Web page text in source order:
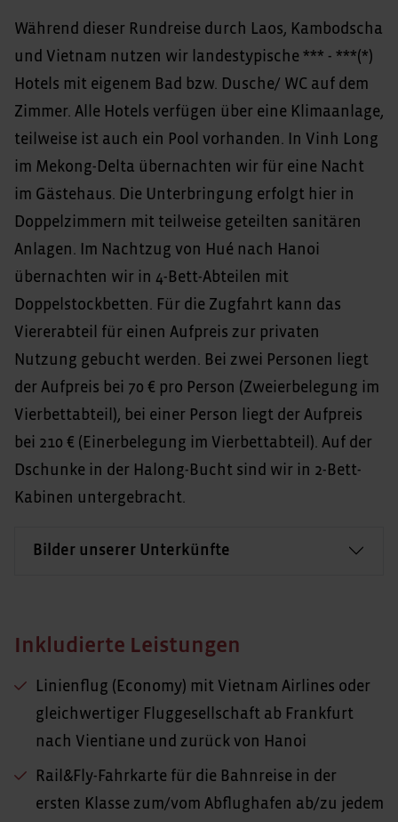
Während dieser Rundreise durch Laos, Kambodscha
und Vietnam nutzen wir landestypische *** - ***(*)
Hotels mit eigenem Bad bzw. Dusche/ WC auf dem
Zimmer. Alle Hotels verfügen über eine Klimaanlage,
teilweise ist auch ein Pool vorhanden. In Vinh Long
im Mekong-Delta übernachten wir für eine Nacht
im Gästehaus. Die Unterbringung erfolgt hier in
Doppelzimmern mit teilweise geteilten sanitären
Anlagen. Im Nachtzug von Hué nach Hanoi
übernachten wir in 4-Bett-Abteilen mit
Doppelstockbetten. Für die Zugfahrt kann das
Viererabteil für einen Aufpreis zur privaten
Nutzung gebucht werden. Bei zwei Personen liegt
der Aufpreis bei 70 € pro Person (Zweierbelegung im
Vierbettabteil), bei einer Person liegt der Aufpreis
bei 210 € (Einerbelegung im Vierbettabteil). Auf der
Dschunke in der Halong-Bucht sind wir in 2-Bett-
Kabinen untergebracht.
Bilder unserer Unterkünfte
Inkludierte Leistungen
Linienflug (Economy) mit Vietnam Airlines oder
gleichwertiger Fluggesellschaft ab Frankfurt
nach Vientiane und zurück von Hanoi
Rail&Fly-Fahrkarte für die Bahnreise in der
ersten Klasse zum/vom Abflughafen ab/zu jedem